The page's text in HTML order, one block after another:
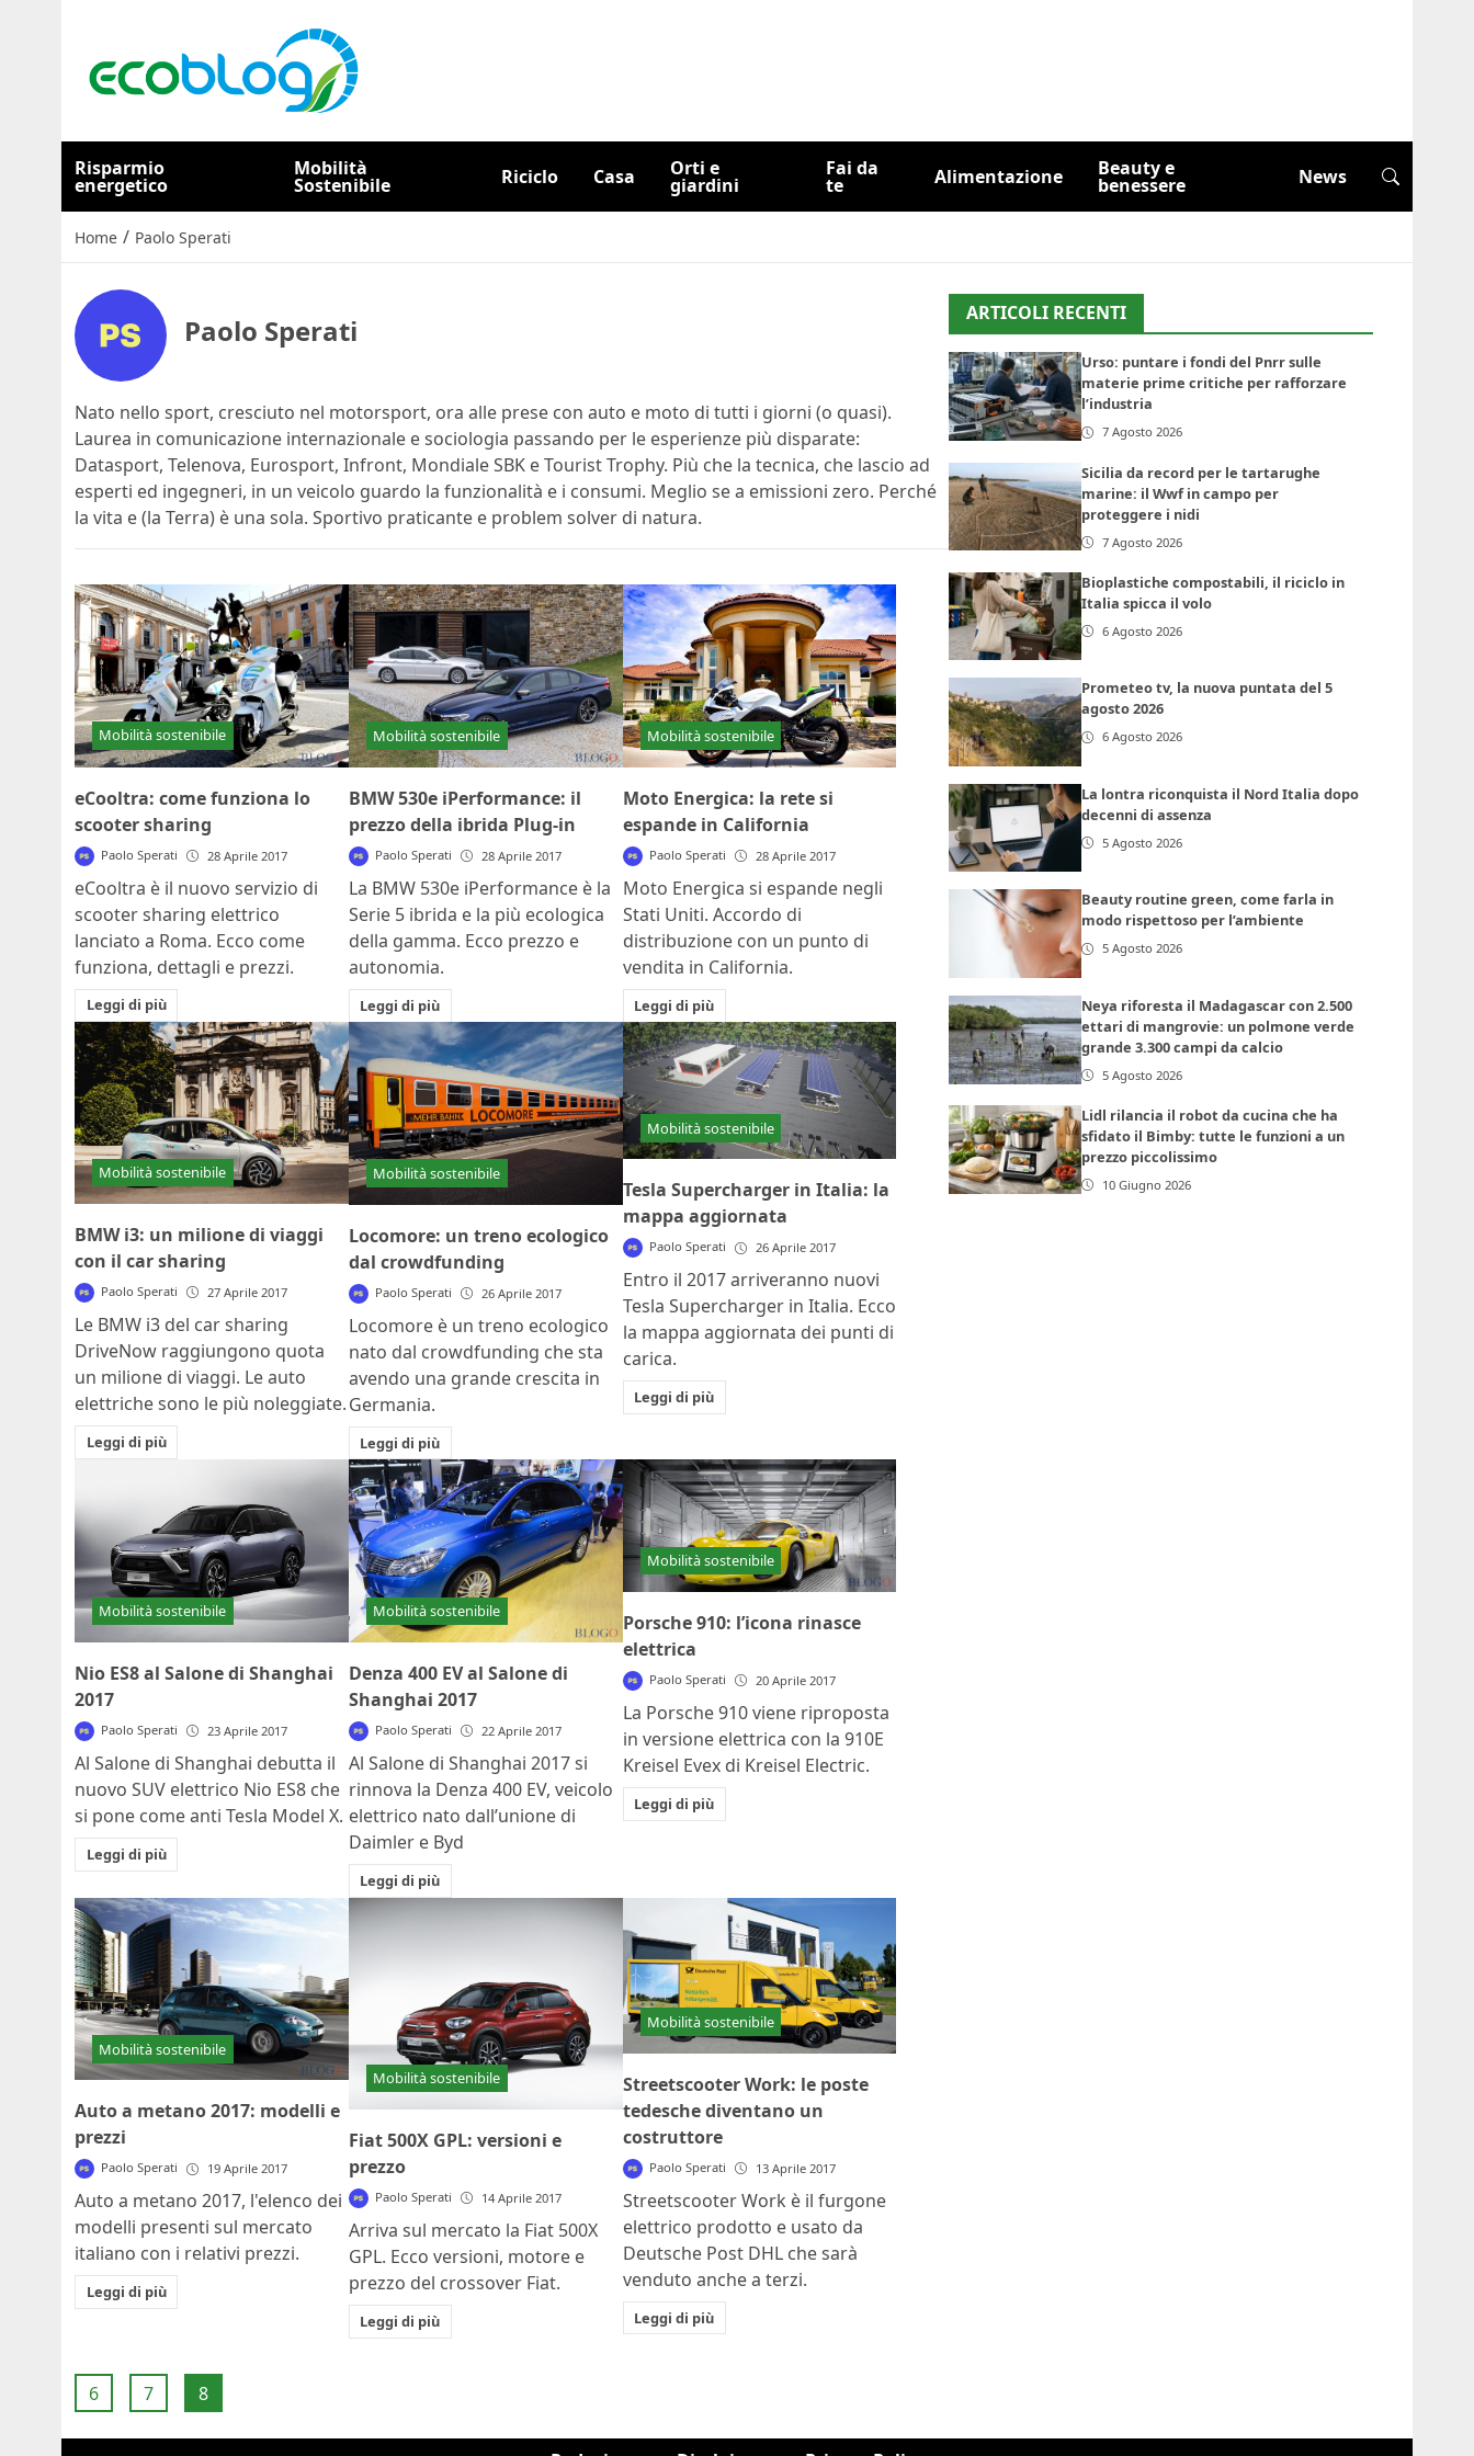
Risparmio
energetico
Mobilità
Sostenibile Riciclo Casa Orti e
giardini
Fai da
te Alimentazione Beauty e
benessere News
Home / Paolo Sperati
Paolo Sperati
Nato nello sport, cresciuto nel motorsport, ora alle prese con auto e moto di tutti i giorni (o quasi).
Laurea in comunicazione internazionale e sociologia passando per le esperienze più disparate:
Datasport, Telenova, Eurosport, Infront, Mondiale SBK e Tourist Trophy. Più che la tecnica, che lascio ad
esperti ed ingegneri, in un veicolo guardo la funzionalità e i consumi. Meglio se a emissioni zero. Perché
la vita e (la Terra) è una sola. Sportivo praticante e problem solver di natura.
Mobilità sostenibile
eCooltra: come funziona lo
scooter sharing
Paolo Sperati 28 Aprile 2017
eCooltra è il nuovo servizio di
scooter sharing elettrico
lanciato a Roma. Ecco come
funziona, dettagli e prezzi.
Leggi di più
Mobilità sostenibile
BMW 530e iPerformance: il
prezzo della ibrida Plug-in
Paolo Sperati 28 Aprile 2017
La BMW 530e iPerformance è la
Serie 5 ibrida e la più ecologica
della gamma. Ecco prezzo e
autonomia.
Leggi di più
Mobilità sostenibile
Moto Energica: la rete si
espande in California
Paolo Sperati 28 Aprile 2017
Moto Energica si espande negli
Stati Uniti. Accordo di
distribuzione con un punto di
vendita in California.
Leggi di più
Mobilità sostenibile
BMW i3: un milione di viaggi
con il car sharing
Paolo Sperati 27 Aprile 2017
Le BMW i3 del car sharing
DriveNow raggiungono quota
un milione di viaggi. Le auto
elettriche sono le più noleggiate.
Leggi di più
Mobilità sostenibile
Locomore: un treno ecologico
dal crowdfunding
Paolo Sperati 26 Aprile 2017
Locomore è un treno ecologico
nato dal crowdfunding che sta
avendo una grande crescita in
Germania.
Leggi di più
Mobilità sostenibile
Tesla Supercharger in Italia: la
mappa aggiornata
Paolo Sperati 26 Aprile 2017
Entro il 2017 arriveranno nuovi
Tesla Supercharger in Italia. Ecco
la mappa aggiornata dei punti di
carica.
Leggi di più
Mobilità sostenibile
Nio ES8 al Salone di Shanghai
2017
Paolo Sperati 23 Aprile 2017
Al Salone di Shanghai debutta il
nuovo SUV elettrico Nio ES8 che
si pone come anti Tesla Model X.
Leggi di più
Mobilità sostenibile
Denza 400 EV al Salone di
Shanghai 2017
Paolo Sperati 22 Aprile 2017
Al Salone di Shanghai 2017 si
rinnova la Denza 400 EV, veicolo
elettrico nato dall’unione di
Daimler e Byd
Leggi di più
Mobilità sostenibile
Porsche 910: l’icona rinasce
elettrica
Paolo Sperati 20 Aprile 2017
La Porsche 910 viene riproposta
in versione elettrica con la 910E
Kreisel Evex di Kreisel Electric.
Leggi di più
Mobilità sostenibile
Auto a metano 2017: modelli e
prezzi
Paolo Sperati 19 Aprile 2017
Auto a metano 2017, l'elenco dei
modelli presenti sul mercato
italiano con i relativi prezzi.
Leggi di più
Mobilità sostenibile
Fiat 500X GPL: versioni e
prezzo
Paolo Sperati 14 Aprile 2017
Arriva sul mercato la Fiat 500X
GPL. Ecco versioni, motore e
prezzo del crossover Fiat.
Leggi di più
Mobilità sostenibile
Streetscooter Work: le poste
tedesche diventano un
costruttore
Paolo Sperati 13 Aprile 2017
Streetscooter Work è il furgone
elettrico prodotto e usato da
Deutsche Post DHL che sarà
venduto anche a terzi.
Leggi di più
6 7 8
ARTICOLI RECENTI
Urso: puntare i fondi del Pnrr sulle
materie prime critiche per rafforzare
l’industria
7 Agosto 2026
Sicilia da record per le tartarughe
marine: il Wwf in campo per
proteggere i nidi
7 Agosto 2026
Bioplastiche compostabili, il riciclo in
Italia spicca il volo
6 Agosto 2026
Prometeo tv, la nuova puntata del 5
agosto 2026
6 Agosto 2026
La lontra riconquista il Nord Italia dopo
decenni di assenza
5 Agosto 2026
Beauty routine green, come farla in
modo rispettoso per l’ambiente
5 Agosto 2026
Neya riforesta il Madagascar con 2.500
ettari di mangrovie: un polmone verde
grande 3.300 campi da calcio
5 Agosto 2026
Lidl rilancia il robot da cucina che ha
sfidato il Bimby: tutte le funzioni a un
prezzo piccolissimo
10 Giugno 2026